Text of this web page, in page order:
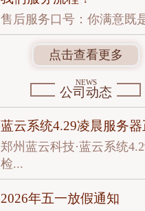
售后服务口号：你满意既
点击查看更多
NEWS
公司动态
蓝云系统4.29凌晨服务
郑州蓝云科技·蓝云系统
检...
2026年五一放假通知